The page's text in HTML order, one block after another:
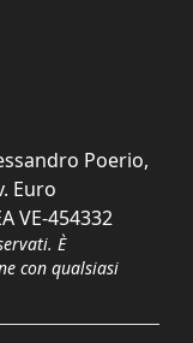
Poerio,
Euro
VE-454332
È
con qualsiasi